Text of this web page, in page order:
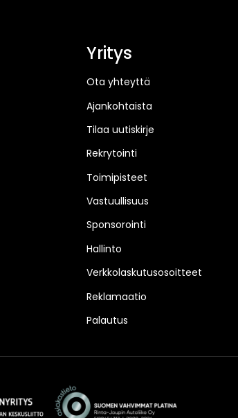
Yritys
Ota yhteyttä
Ajankohtaista
Tilaa uutiskirje
Rekrytointi
Toimipisteet
Vastuullisuus
Sponsorointi
Hallinto
Verkkolaskutusosoitteet
Reklamaatio
Palautus